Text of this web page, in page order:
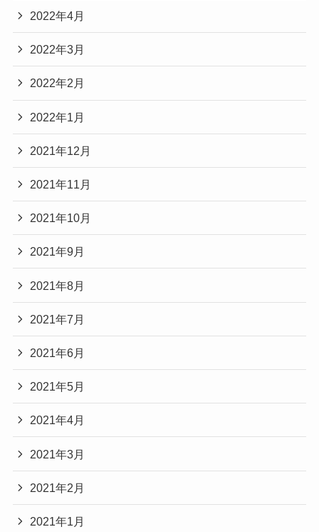
2022年4月
2022年3月
2022年2月
2022年1月
2021年12月
2021年11月
2021年10月
2021年9月
2021年8月
2021年7月
2021年6月
2021年5月
2021年4月
2021年3月
2021年2月
2021年1月